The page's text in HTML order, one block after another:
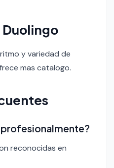
y variedad de
mas catalogo.
reconocidas en